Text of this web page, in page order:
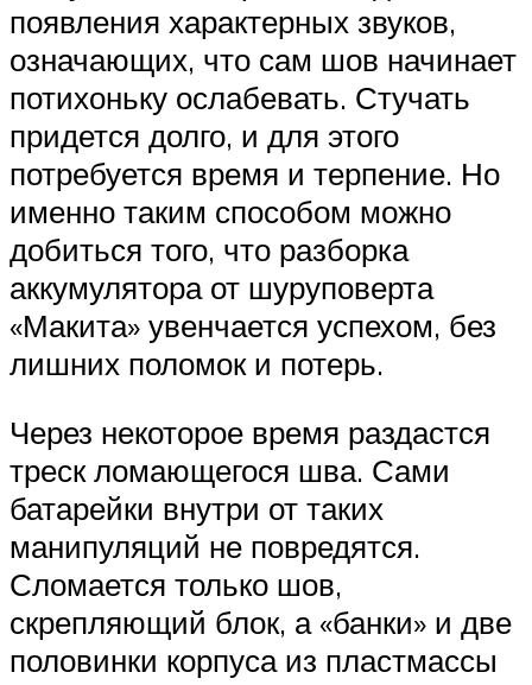
появления характерных звуков,
означающих, что сам шов начинает
потихоньку ослабевать. Стучать
придется долго, и для этого
потребуется время и терпение. Но
именно таким способом можно
добиться того, что разборка
аккумулятора от шуруповерта
«Макита» увенчается успехом, без
лишних поломок и потерь.
Через некоторое время раздастся
треск ломающегося шва. Сами
батарейки внутри от таких
манипуляций не повредятся.
Сломается только шов,
скрепляющий блок, а «банки» и две
половинки корпуса из пластмассы